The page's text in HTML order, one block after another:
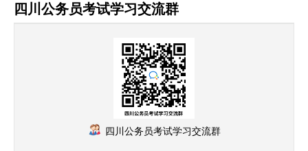
四川公务员考试学习交流群
四川公务员考试学习交流群